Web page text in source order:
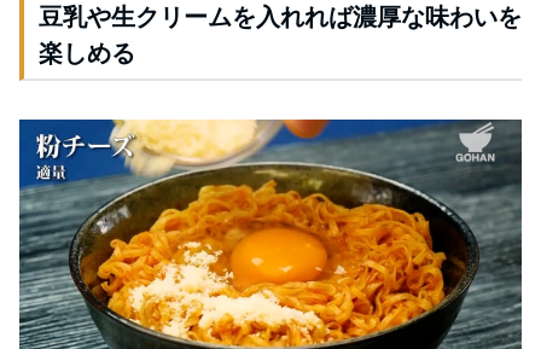
豆乳や生クリームを入れれば濃厚な味わいを
楽しめる